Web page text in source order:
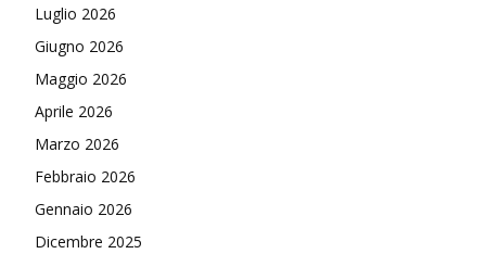
Luglio 2026
Giugno 2026
Maggio 2026
Aprile 2026
Marzo 2026
Febbraio 2026
Gennaio 2026
Dicembre 2025